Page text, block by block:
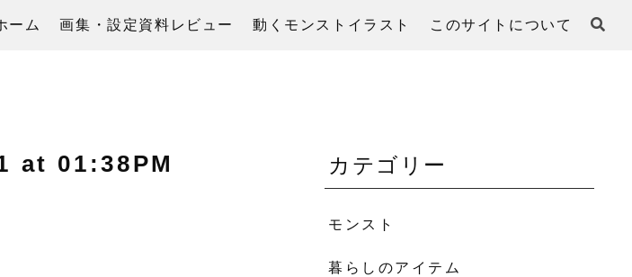
ーム 画集・設定資料レビュー 動くモンストイラスト このサイトについて
at 01:38PM カテゴリー
モンスト
暮らしのアイテム